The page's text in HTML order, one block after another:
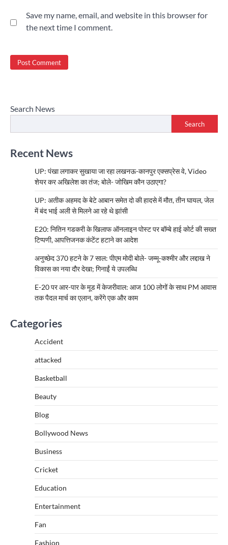
Save my name, email, and website in this browser for
the next time I comment.
Search News
Search
Recent News
UP: पंखा लगाकर सुखाया जा रहा लखनऊ-कानपुर एक्सप्रेस वे, Video
शेयर कर अखिलेश का तंज; बोले- जोखिम कौन उठाएगा?
UP: अतीक अहमद के बेटे आबान समेत दो की हादसे में मौत, तीन घायल, जेल
में बंद भाई अली से मिलने आ रहे थे झांसी
E20: नितिन गडकरी के खिलाफ ऑनलाइन पोस्ट पर बॉम्बे हाई कोर्ट की सख्त
टिप्पणी, आपत्तिजनक कंटेंट हटाने का आदेश
अनुच्छेद 370 हटने के 7 साल: पीएम मोदी बोले- जम्मू-कश्मीर और लद्दाख ने
विकास का नया दौर देखा; गिनाईं ये उपलब्धि
E-20 पर आर-पार के मूड में केजरीवाल: आज 100 लोगों के साथ PM आवास
तक पैदल मार्च का एलान, करेंगे एक और काम
Categories
Accident
attacked
Basketball
Beauty
Blog
Bollywood News
Business
Cricket
Education
Entertainment
Fan
Fashion